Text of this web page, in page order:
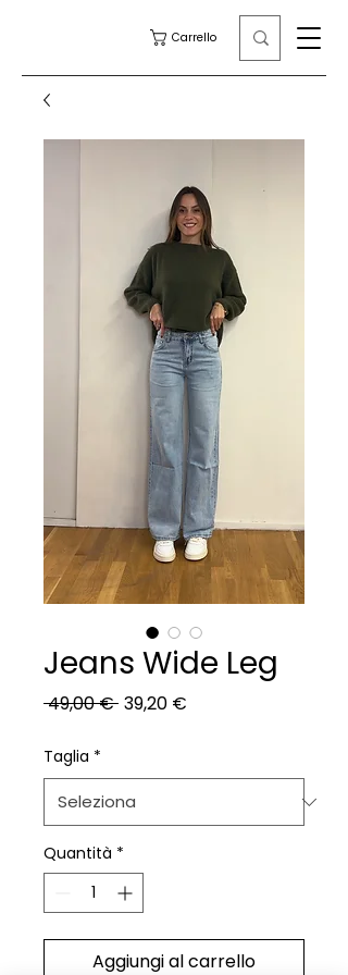
Carrello
Jeans Wide Leg
49,00 € Prezzo
39,20 €
Taglia *
Quantità *
Aggiungi al carrello